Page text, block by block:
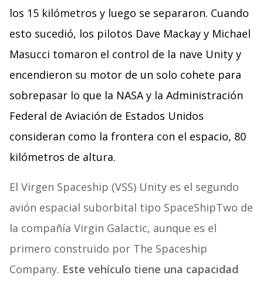
los 15 kilómetros y luego se separaron. Cuando
esto sucedió, los pilotos Dave Mackay y Michael
Masucci tomaron el control de la nave Unity y
encendieron su motor de un solo cohete para
sobrepasar lo que la NASA y la Administración
Federal de Aviación de Estados Unidos
consideran como la frontera con el espacio, 80
kilómetros de altura.
El Virgen Spaceship (VSS) Unity es el segundo
avión espacial suborbital tipo SpaceShipTwo de
la compañía Virgin Galactic, aunque es el
primero construido por The Spaceship
Company. Este vehículo tiene una capacidad